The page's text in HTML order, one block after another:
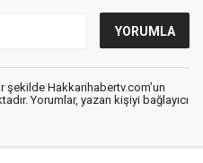
şekilde Hakkarihabertv.com’un
Yorumlar, yazan kişiyi bağlayıcı